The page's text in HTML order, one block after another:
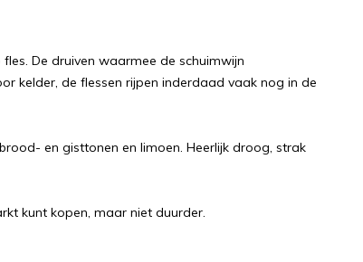
De druiven waarmee de schuimwijn
kelder, de flessen rijpen inderdaad vaak nog in de
en gisttonen en limoen. Heerlijk droog, strak
kunt kopen, maar niet duurder.